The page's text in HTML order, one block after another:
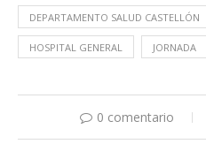
DEPARTAMENTO SALUD CASTELLÓN
HOSPITAL GENERAL JORNADA
0 comentario